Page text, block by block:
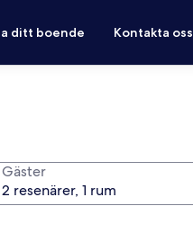
ditt boende Kontakta oss
Gäster